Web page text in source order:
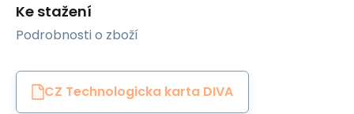
Ke stažení
Podrobnosti o zboží
CZ Technologicka karta DIVA